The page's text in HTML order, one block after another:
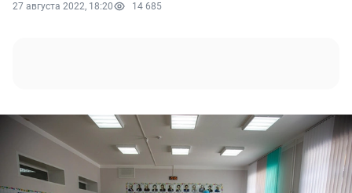
27 августа 2022, 18:20 14 685